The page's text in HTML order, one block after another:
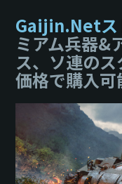
Gaijin.Netス
ミアム兵器&
ス、ソ連の
価格で購入可